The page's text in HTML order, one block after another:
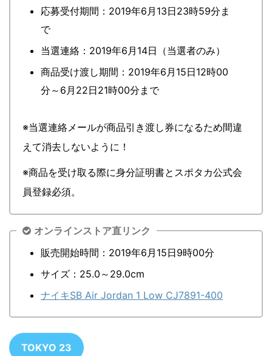
応募受付期間：2019年6月13日23時59分ま
で
当選連絡：2019年6月14日（当選者のみ）
商品受け渡し期間：2019年6月15日12時00
分～6月22日21時00分まで
※当選連絡メールが商品引き渡し券になるため間違
えて消去しないように！
※商品を受け取る際に身分証明書とスポタカ公式会
員登録必須。
オンラインストア直リンク
販売開始時間：2019年6月15日9時00分
サイズ：25.0～29.0cm
ナイキSB Air Jordan 1 Low CJ7891-400
TOKYO 23